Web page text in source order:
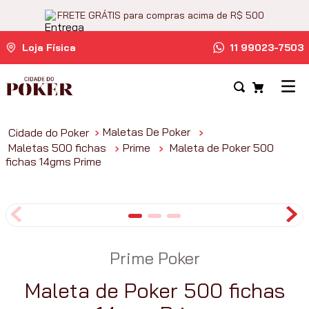
FRETE GRÁTIS para compras acima de R$ 500
Loja Física 11 99023-7503
Maletas De Poker
Maletas 500 fichas
Prime
Maleta de Poker 500
fichas 14gms Prime
Prime Poker
Maleta de Poker 500 fichas